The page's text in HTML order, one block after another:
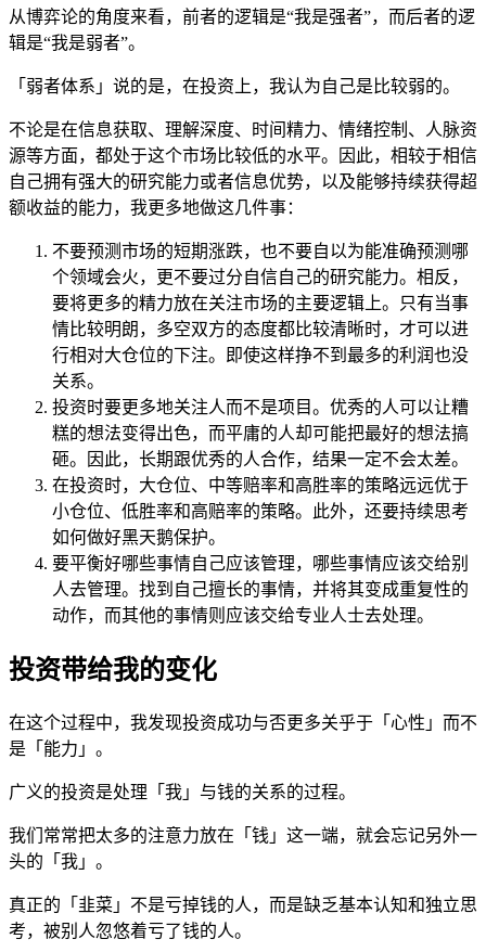
从博弈论的角度来看，前者的逻辑是“我是强者”，而后者的逻
辑是“我是弱者”。
「弱者体系」说的是，在投资上，我认为自己是比较弱的。
不论是在信息获取、理解深度、时间精力、情绪控制、人脉资
源等方面，都处于这个市场比较低的水平。因此，相较于相信
自己拥有强大的研究能力或者信息优势，以及能够持续获得超
额收益的能力，我更多地做这几件事：
不要预测市场的短期涨跌，也不要自以为能准确预测哪
个领域会火，更不要过分自信自己的研究能力。相反，
要将更多的精力放在关注市场的主要逻辑上。只有当事
情比较明朗，多空双方的态度都比较清晰时，才可以进
行相对大仓位的下注。即使这样挣不到最多的利润也没
关系。
投资时要更多地关注人而不是项目。优秀的人可以让糟
糕的想法变得出色，而平庸的人却可能把最好的想法搞
砸。因此，长期跟优秀的人合作，结果一定不会太差。
在投资时，大仓位、中等赔率和高胜率的策略远远优于
小仓位、低胜率和高赔率的策略。此外，还要持续思考
如何做好黑天鹅保护。
要平衡好哪些事情自己应该管理，哪些事情应该交给别
人去管理。找到自己擅长的事情，并将其变成重复性的
动作，而其他的事情则应该交给专业人士去处理。
投资带给我的变化
在这个过程中，我发现投资成功与否更多关乎于「心性」而不
是「能力」。
广义的投资是处理「我」与钱的关系的过程。
我们常常把太多的注意力放在「钱」这一端，就会忘记另外一
头的「我」。
真正的「韭菜」不是亏掉钱的人，而是缺乏基本认知和独立思
考，被别人忽悠着亏了钱的人。